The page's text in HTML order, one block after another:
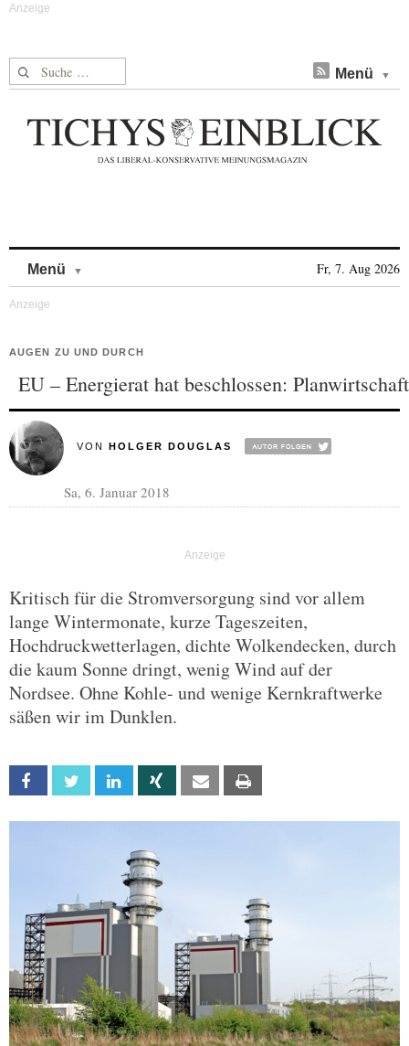
Suche nach: Menü
Menü Fr, 7. Aug 2026
AUGEN ZU UND DURCH
EU – Energierat hat beschlossen: Planwirtschaft
VON HOLGER DOUGLAS
Sa, 6. Januar 2018
Kritisch für die Stromversorgung sind vor allem
lange Wintermonate, kurze Tageszeiten,
Hochdruckwetterlagen, dichte Wolkendecken, durch
die kaum Sonne dringt, wenig Wind auf der
Nordsee. Ohne Kohle- und wenige Kernkraftwerke
säßen wir im Dunklen.
Facebook Twitter Linkedin Xing Email